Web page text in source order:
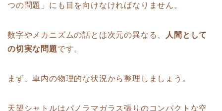
つの問題」にも目を向けなければなりません。
数字やメカニズムの話とは次元の異なる、
人間として
の切実な問題です。
まず、車内の物理的な状況から整理しましょう。
天望シャトルはパノラマガラス張りのコンパクトな空